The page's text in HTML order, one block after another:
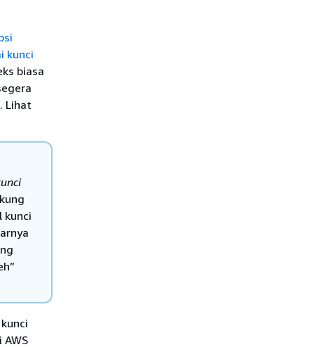
kunci
biasa
. Lihat
kunci